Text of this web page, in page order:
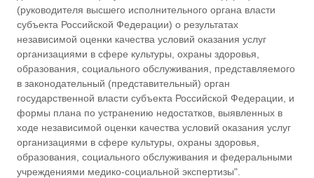
(руководителя высшего исполнительного органа власти
субъекта Российской Федерации) о результатах
независимой оценки качества условий оказания услуг
организациями в сфере культуры, охраны здоровья,
образования, социального обслуживания, представляемого
в законодательный (представительный) орган
государственной власти субъекта Российской Федерации, и
формы плана по устранению недостатков, выявленных в
ходе независимой оценки качества условий оказания услуг
организациями в сфере культуры, охраны здоровья,
образования, социального обслуживания и федеральными
учреждениями медико-социальной экспертизы".